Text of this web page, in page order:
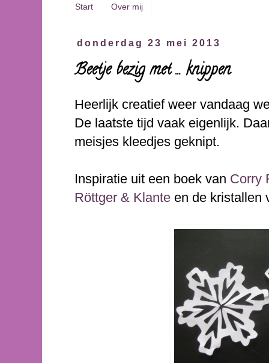
Start Over mij
donderdag 23 mei 2013
Beetje bezig met ... knippen
Heerlijk creatief weer vandaag
De laatste tijd vaak eigenlijk.
meisjes kleedjes geknipt.
Inspiratie uit een boek van Corry
Röttger & Klante en de kristallen